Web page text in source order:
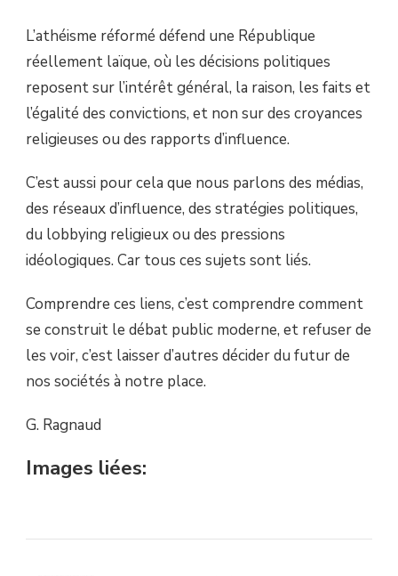
L’athéisme réformé défend une République
réellement laïque, où les décisions politiques
reposent sur l’intérêt général, la raison, les faits et
l’égalité des convictions, et non sur des croyances
religieuses ou des rapports d’influence.
C’est aussi pour cela que nous parlons des médias,
des réseaux d’influence, des stratégies politiques,
du lobbying religieux ou des pressions
idéologiques. Car tous ces sujets sont liés.
Comprendre ces liens, c’est comprendre comment
se construit le débat public moderne, et refuser de
les voir, c’est laisser d’autres décider du futur de
nos sociétés à notre place.
G. Ragnaud
Images liées: